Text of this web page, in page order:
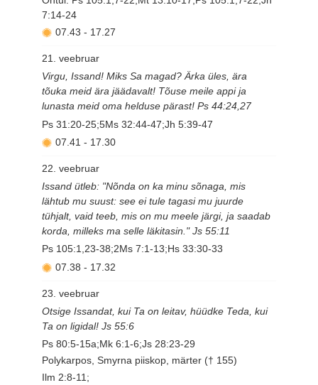
7:14-24
07.43 - 17.27
21. veebruar
Virgu, Issand! Miks Sa magad? Ärka üles, ära
tõuka meid ära jäädavalt! Tõuse meile appi ja
lunasta meid oma helduse pärast! Ps 44:24,27
Ps 31:20-25;5Ms 32:44-47;Jh 5:39-47
07.41 - 17.30
22. veebruar
Issand ütleb: "Nõnda on ka minu sõnaga, mis
lähtub mu suust: see ei tule tagasi mu juurde
tühjalt, vaid teeb, mis on mu meele järgi, ja saadab
korda, milleks ma selle läkitasin." Js 55:11
Ps 105:1,23-38;2Ms 7:1-13;Hs 33:30-33
07.38 - 17.32
23. veebruar
Otsige Issandat, kui Ta on leitav, hüüdke Teda, kui
Ta on ligidal! Js 55:6
Ps 80:5-15a;Mk 6:1-6;Js 28:23-29
Polykarpos, Smyrna piiskop, märter († 155)
Ilm 2:8-11;